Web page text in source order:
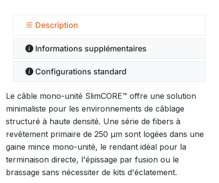
Description
Informations supplémentaires
Configurations standard
Le câble mono-unité SlimCORE™ offre une solution
minimaliste pour les environnements de câblage
structuré à haute densité. Une série de fibers à
revêtement primaire de 250 µm sont logées dans une
gaine mince mono-unité, le rendant idéal pour la
terminaison directe, l'épissage par fusion ou le
brassage sans nécessiter de kits d'éclatement.